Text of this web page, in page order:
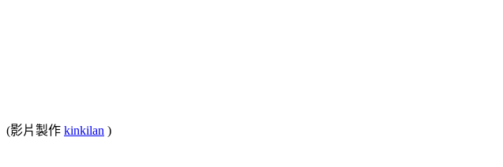
(影片製作 kinkilan )